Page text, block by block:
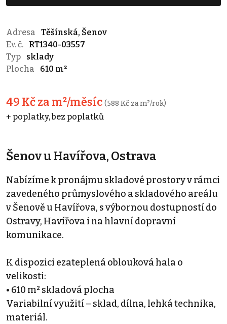
Adresa
Těšínská, Šenov
Ev. č.
RT1340-03557
Typ
sklady
Plocha
610 m²
49 Kč za m²/měsíc (588 Kč za m²/rok)
+ poplatky, bez poplatků
Šenov u Havířova, Ostrava
Nabízíme k pronájmu skladové prostory v rámci
zavedeného průmyslového a skladového areálu
v Šenově u Havířova, s výbornou dostupností do
Ostravy, Havířova i na hlavní dopravní
komunikace.
K dispozici ezateplená oblouková hala o
velikosti:
• 610 m² skladová plocha
Variabilní využití – sklad, dílna, lehká technika,
materiál.